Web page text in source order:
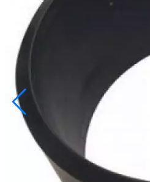
+7 (495) 374-90-93
Каталог
Шкафы управления
Готовые фонтаны
Фонтанные насадки
Подводные светильники
Закладные детали
Насосы
Системы фильтрации
Электрооборудование